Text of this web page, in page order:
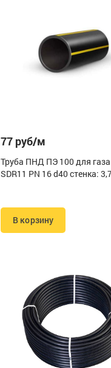
77 руб/м
Труба ПНД ПЭ 100 для газа
SDR11 PN 16 d40 стенка:
В корзину